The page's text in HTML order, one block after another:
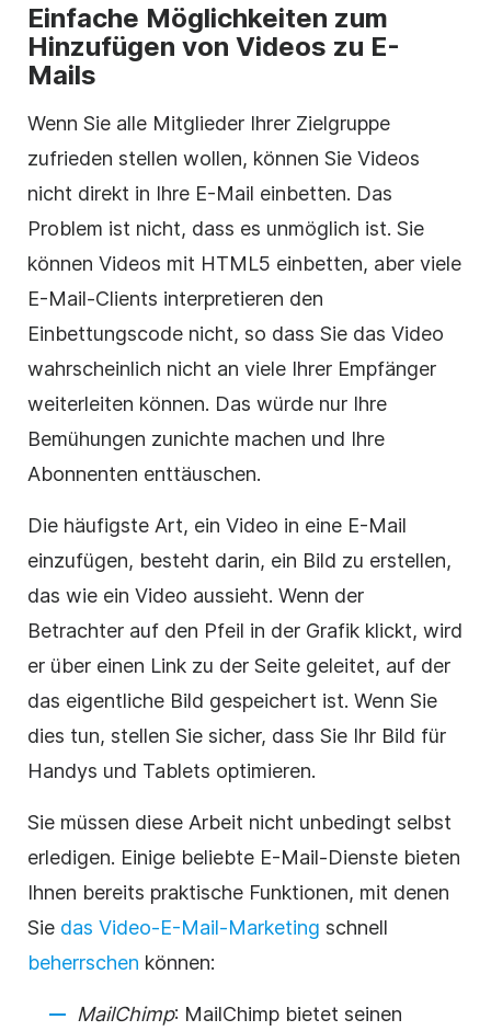
Einfache Möglichkeiten zum
Hinzufügen von Videos zu E-
Mails
Wenn Sie alle Mitglieder Ihrer Zielgruppe
zufrieden stellen wollen, können Sie Videos
nicht direkt in Ihre E-Mail einbetten. Das
Problem ist nicht, dass es unmöglich ist. Sie
können Videos mit HTML5 einbetten, aber viele
E-Mail-Clients interpretieren den
Einbettungscode nicht, so dass Sie das Video
wahrscheinlich nicht an viele Ihrer Empfänger
weiterleiten können. Das würde nur Ihre
Bemühungen zunichte machen und Ihre
Abonnenten enttäuschen.
Die häufigste Art, ein Video in eine E-Mail
einzufügen, besteht darin, ein Bild zu erstellen,
das wie ein Video aussieht. Wenn der
Betrachter auf den Pfeil in der Grafik klickt, wird
er über einen Link zu der Seite geleitet, auf der
das eigentliche Bild gespeichert ist. Wenn Sie
dies tun, stellen Sie sicher, dass Sie Ihr Bild für
Handys und Tablets optimieren.
Sie müssen diese Arbeit nicht unbedingt selbst
erledigen. Einige beliebte E-Mail-Dienste bieten
Ihnen bereits praktische Funktionen, mit denen
Sie das Video-E-Mail-Marketing schnell
beherrschen können:
MailChimp: MailChimp bietet seinen